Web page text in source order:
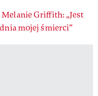
Griffith: „Jest
mojej śmierci”